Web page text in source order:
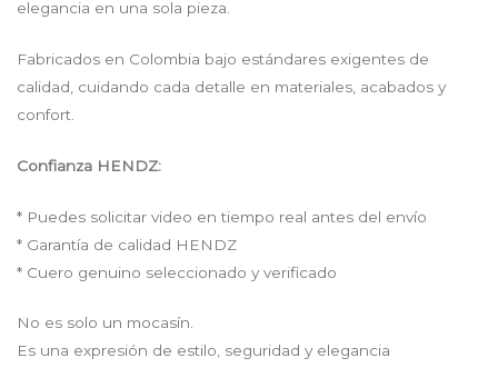
elegancia en una sola pieza.
Fabricados en Colombia bajo estándares exigentes de
calidad, cuidando cada detalle en materiales, acabados y
confort.
Confianza HENDZ:
* Puedes solicitar video en tiempo real antes del envío
* Garantía de calidad HENDZ
* Cuero genuino seleccionado y verificado
No es solo un mocasín.
Es una expresión de estilo, seguridad y elegancia